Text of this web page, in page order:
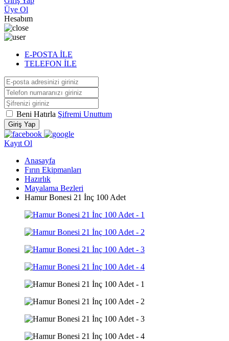
Üye Ol
Hesabım
E-POSTA İLE
TELEFON İLE
Beni Hatırla Şifremi Unuttum
Giriş Yap
Kayıt Ol
Anasayfa
Fırın Ekipmanları
Hazırlık
Mayalama Bezleri
Hamur Bonesi 21 İnç 100 Adet